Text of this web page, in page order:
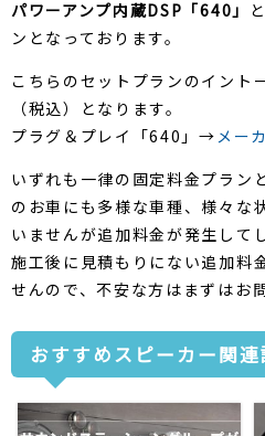
パワーアンプ内蔵DSP「640」
ンとなっております。
こちらのセットプランのイント
（税込）となります。
プラグ＆プレイ「640」→ メー
いずれも一律の固定料金プラン
のお車にも多様な車種、様々な
いませんが追加料金が発生して
施工後に見積もりにない追加料
せんので、不安な方はまずはお
おすすめスピーカー関連